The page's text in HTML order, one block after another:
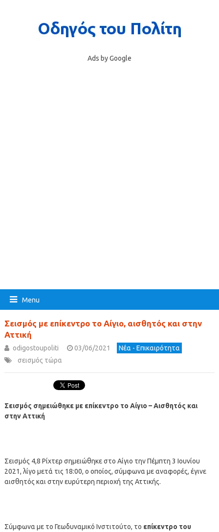
Ads by Google
Menu
Σεισμός με επίκεντρο το Αίγιο, αισθητός και στην
Αττική
odigostoupoliti 03/06/2021
Νέα - Επικαιρότητα
σεισμός τώρα
Σεισμός σημειώθηκε με επίκεντρο το Αίγιο – Αισθητός και
στην Αττική
Σεισμός 4,8 Ρίχτερ σημειώθηκε στο Αίγιο την Πέμπτη 3 Ιουνίου
2021, λίγο μετά τις 18:00, ο οποίος, σύμφωνα με αναφορές, έγινε
αισθητός και στην ευρύτερη περιοχή της Αττικής.
Σύμφωνα με το Γεωδυναμικό Ινστιτούτο, το επίκεντρο του